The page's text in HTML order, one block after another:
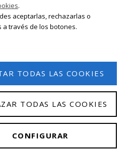
Todos los derechos reservados.
.
aceptarlas, rechazarlas o
a través de los botones.
TODAS LAS COOKIES
TODAS LAS COOKIES
CONFIGURAR